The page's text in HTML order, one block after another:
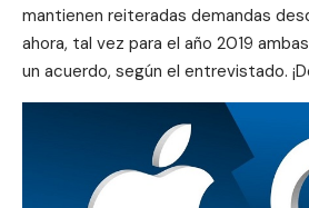
mantienen reiteradas demandas
ahora, tal vez para el año 2019
un acuerdo, según el entrevistado.